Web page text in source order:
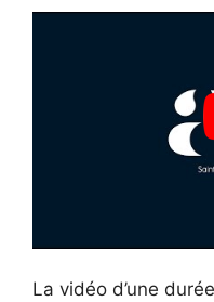
La vidéo d’une